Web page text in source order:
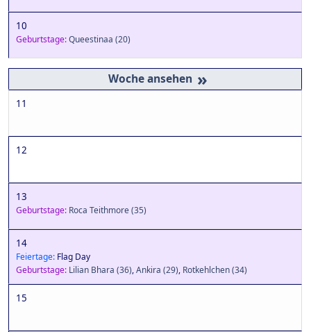
10
Geburtstage:Queestinaa (20)
»
11
12
13
Geburtstage: Roca Teithmore(35)
14
Feiertage: Flag Day
Geburtstage: Lilian Bhara (36),Ankira (29), Rotkehlchen(34)
15